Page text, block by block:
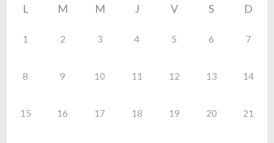
L M M J V S D
1 2 3 4 5 6 7
8 9 10 11 12 13 14
15 16 17 18 19 20 21